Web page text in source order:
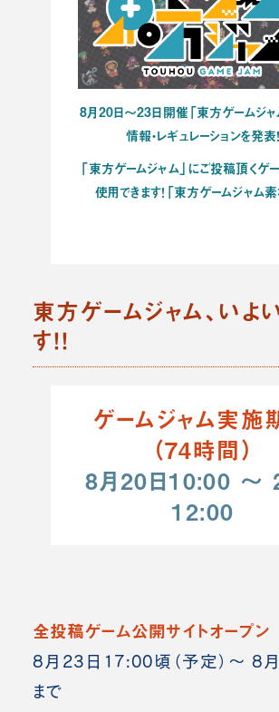
8月20日～23日開催「東方ゲームジ
情報・レギュレーションを発表！
「東方ゲームジャム」にご投稿頂くゲ
使用できます！「東方ゲームジャム
東方ゲームジャム、いよ
す！！
ゲームジャム実施
（74時間）
8月20日10:00 ～
12:00
全投稿ゲーム公開サイトオープン
8月23日17:00頃（予定）～ 8
まで